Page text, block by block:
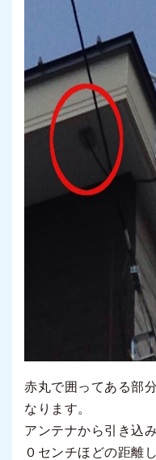
赤丸で囲ってある部
なります。
アンテナから引き込
０センチほどの距離